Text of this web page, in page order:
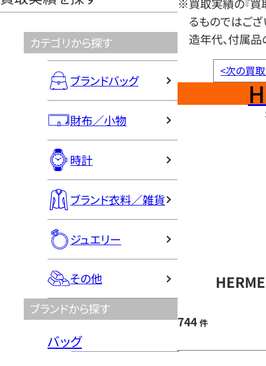
カテゴリから探す
ブランドバッグ
財布／小物
時計
ブランド衣料／雑貨
ジュエリー
その他
ブランドから探す
バッグ
※買取実績の『買
るものではござ
造年代、付属品
<次の買
744 件